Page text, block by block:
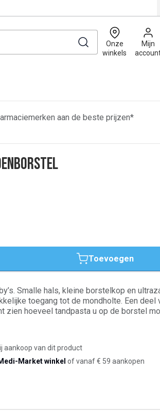
Onze
winkels
Mijn
0
aan de beste prijzen*
Toevoegen
Smalle hals, kleine borstelkop en
toegang tot de mondholte. Een deel
zien hoeveel tandpasta u op de borstel
aankoop van dit product
Market winkel of vanaf € 59 aankopen